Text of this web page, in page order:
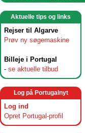
Aktuelle tips og links
Rejser til Algarve
Prøv ny søgemaskine
Billeje i Portugal
- se aktuelle tilbud
Log på Portugalnyt
Log ind
Opret Portugal-profil